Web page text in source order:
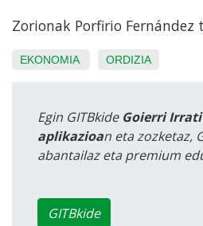
Zorionak Porfirio Fernández
EKONOMIA ORDIZIA
Egin GITBkide Goierri
aplikazioan eta zozketaz,
abantailaz eta premium
GITBkide